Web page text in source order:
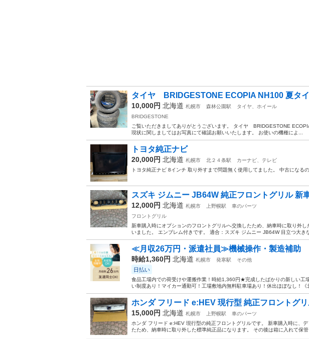
タイヤ BRIDGESTONE ECOPIA NH100 夏タ
10,000円 北海道 札幌市 森林公園駅
タイヤ、ホイール
BRIDGESTONE
ご覧いただきましてありがとうございます。 タイヤ BRIDGESTONE
現状に関しましてはお写真にて確認お願いいたします。 お使いの機種によ...
トヨタ純正ナビ
20,000円 北海道 札幌市 北２４条駅
カーナビ、テレビ
トヨタ純正ナビ 8インチ 取り外すまで問題無く使用してました。 中古になる
スズキ ジムニー JB64W 純正フロントグリル 新
12,000円 北海道 札幌市 上野幌駅
車のパーツ
フロントグリル
新車購入時にオプションのフロントグリルへ交換したため、納車時に取り外
いました。 エンブレム付きです。 適合：スズキ ジムニー JB64W 目立つ大き
≪月収26万円・派遣社員≫機械操作・製造補助
時給1,360円 北海道 札幌市 発寒駅 その他
日払い
食品工場内での荷受けや運搬作業！時給1,360円★完成したばかりの新しい
い制度あり！マイカー通勤可！工場敷地内無料駐車場あり！休出ほぼなし！《
ホンダ フリード e:HEV 現行型 純正フロントグ
15,000円 北海道 札幌市 上野幌駅
車のパーツ
ホンダ フリード e:HEV 現行型の純正フロントグリルです。 新車購入時に、
たため、納車時に取り外した標準純正品になります。 その後は箱に入れて保